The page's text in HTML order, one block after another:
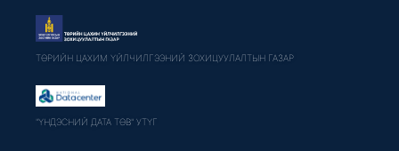
ТӨРИЙН ЦАХИМ ҮЙЛЧИЛГЭЭНИЙ ЗОХИЦУУЛАЛТЫН ГАЗАР
"ҮНДЭСНИЙ ДАТА ТӨВ" УТҮГ